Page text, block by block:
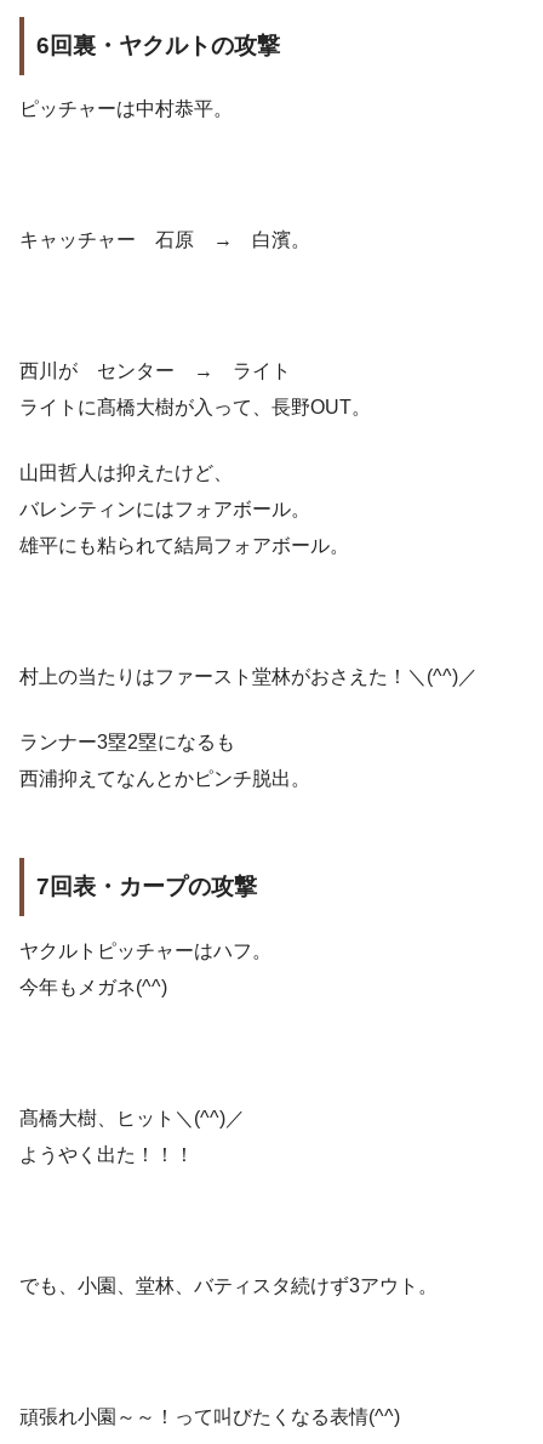
6回裏・ヤクルトの攻撃
ピッチャーは中村恭平。
キャッチャー 石原 → 白濱。
西川が センター → ライト
ライトに髙橋大樹が入って、長野OUT。
山田哲人は抑えたけど、
バレンティンにはフォアボール。
雄平にも粘られて結局フォアボール。
村上の当たりはファースト堂林がおさえた！＼(^^)／
ランナー3塁2塁になるも
西浦抑えてなんとかピンチ脱出。
7回表・カープの攻撃
ヤクルトピッチャーはハフ。
今年もメガネ(^^)
髙橋大樹、ヒット＼(^^)／
ようやく出た！！！
でも、小園、堂林、バティスタ続けず3アウト。
頑張れ小園～～！って叫びたくなる表情(^^)